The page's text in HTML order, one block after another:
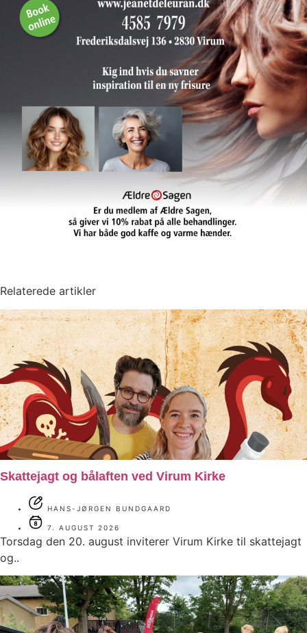
Relaterede artikler
Skattejagt og bålaften ved Virum Kirke
HANS-JØRGEN BUNDGAARD
7. AUGUST 2026
Torsdag den 20. august inviterer Virum Kirke til skattejagt
og..